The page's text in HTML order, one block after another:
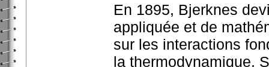
En 1895, Bjerknes
appliquée et de
sur les interactions
la thermodynamique.